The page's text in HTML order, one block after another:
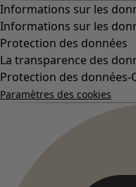
Informations sur les
Informations sur les
Protection des données
La transparence des
Protection des données-
Paramètres des cookies